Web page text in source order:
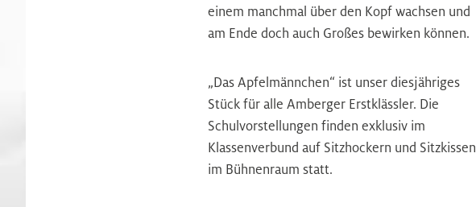
einem manchmal über den Kopf wachsen und
am Ende doch auch Großes bewirken können.
„Das Apfelmännchen“ ist unser diesjähriges
Stück für alle Amberger Erstklässler. Die
Schulvorstellungen finden exklusiv im
Klassenverbund auf Sitzhockern und Sitzkissen
im Bühnenraum statt.